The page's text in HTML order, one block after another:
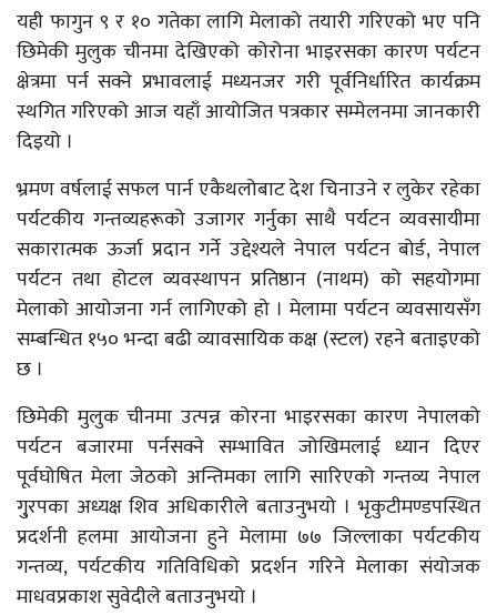
यही फागुन ९ र १० गतेका लागि मेलाको तयारी गरिएको भए पनि
छिमेकी मुलुक चीनमा देखिएको कोरोना भाइरसका कारण पर्यटन
क्षेत्रमा पर्न सक्ने प्रभावलाई मध्यनजर गरी पूर्वनिर्धारित कार्यक्रम
स्थगित गरिएको आज यहाँ आयोजित पत्रकार सम्मेलनमा जानकारी
दिइयो ।
भ्रमण वर्षलाई सफल पार्न एकैथलोबाट देश चिनाउने र लुकेर रहेका
पर्यटकीय गन्तव्यहरूको उजागर गर्नुका साथै पर्यटन व्यवसायीमा
सकारात्मक ऊर्जा प्रदान गर्ने उद्देश्यले नेपाल पर्यटन बोर्ड, नेपाल
पर्यटन तथा होटल व्यवस्थापन प्रतिष्ठान (नाथम) को सहयोगमा
मेलाको आयोजना गर्न लागिएको हो । मेलामा पर्यटन व्यवसायसँग
सम्बन्धित १५० भन्दा बढी व्यावसायिक कक्ष (स्टल) रहने बताइएको
छ ।
छिमेकी मुलुक चीनमा उत्पन्न कोरना भाइरसका कारण नेपालको
पर्यटन बजारमा पर्नसक्ने सम्भावित जोखिमलाई ध्यान दिएर
पूर्वघोषित मेला जेठको अन्तिमका लागि सारिएको गन्तव्य नेपाल
गु्रपका अध्यक्ष शिव अधिकारीले बताउनुभयो । भृकुटीमण्डपस्थित
प्रदर्शनी हलमा आयोजना हुने मेलामा ७७ जिल्लाका पर्यटकीय
गन्तव्य, पर्यटकीय गतिविधिको प्रदर्शन गरिने मेलाका संयोजक
माधवप्रकाश सुवेदीले बताउनुभयो ।